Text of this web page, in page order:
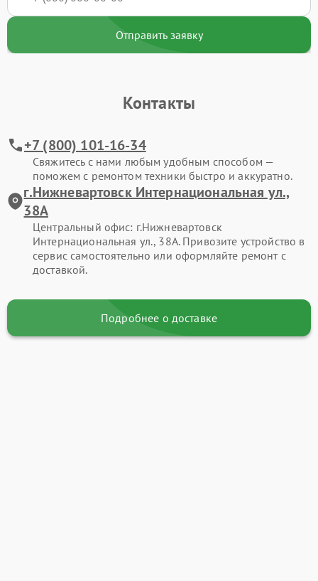
Отправить заявку
Контакты
+7 (800) 101-16-34
Свяжитесь с нами любым удобным способом —
поможем с ремонтом техники быстро и аккуратно.
г.Нижневартовск Интернациональная ул.,
38А
Центральный офис: г.Нижневартовск
Интернациональная ул., 38А. Привозите устройство в
сервис самостоятельно или оформляйте ремонт с
доставкой.
Подробнее о доставке